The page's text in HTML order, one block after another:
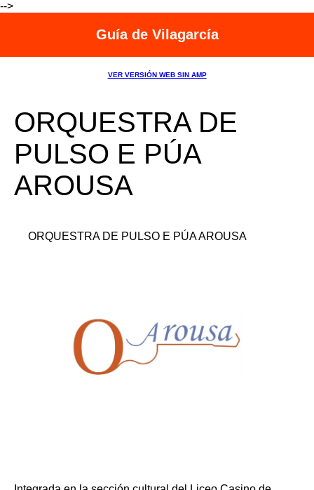
-->
Guía de Vilagarcía
VER VERSIÓN WEB SIN AMP
ORQUESTRA DE
PULSO E PÚA
AROUSA
ORQUESTRA DE PULSO E PÚA AROUSA